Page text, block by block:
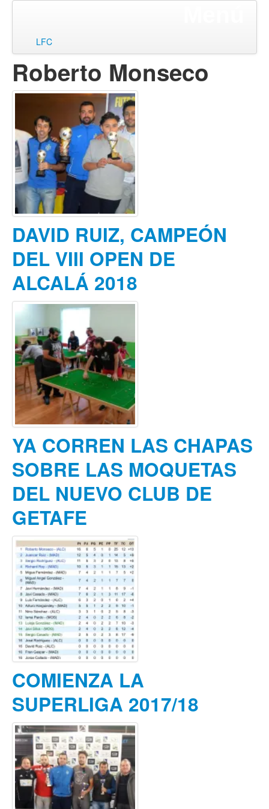
ir
al
contenido
LFC
Roberto Monseco
DAVID RUIZ, CAMPEÓN
DEL VIII OPEN DE
ALCALÁ 2018
YA CORREN LAS CHAPAS
SOBRE LAS MOQUETAS
DEL NUEVO CLUB DE
GETAFE
COMIENZA LA
SUPERLIGA 2017/18